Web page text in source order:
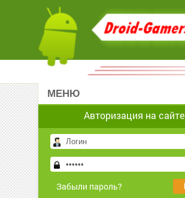
МЕНЮ
Авторизация на сайте
Забыли пароль?